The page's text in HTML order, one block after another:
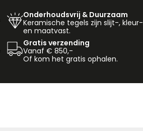
Onderhoudsvrij & Duurzaam
Keramische tegels zijn slijt-, kleur-
en maatvast.
Gratis verzending
Vanaf € 850,-
Of kom het gratis ophalen.